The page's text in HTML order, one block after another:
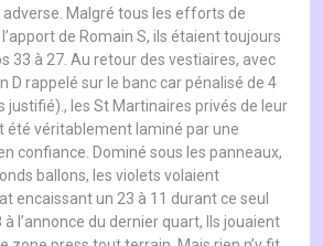
Malgré tous les efforts de
de Romain S, ils étaient toujours
33 à 27. Au retour des vestiaires, avec
D rappelé sur le banc car pénalisé de 4
justifié)., les St Martinaires privés de leur
été véritablement laminé par une
confiance. Dominé sous les panneaux,
ballons, les violets volaient
encaissant un 23 à 11 durant ce seul
l’annonce du dernier quart, Ils jouaient